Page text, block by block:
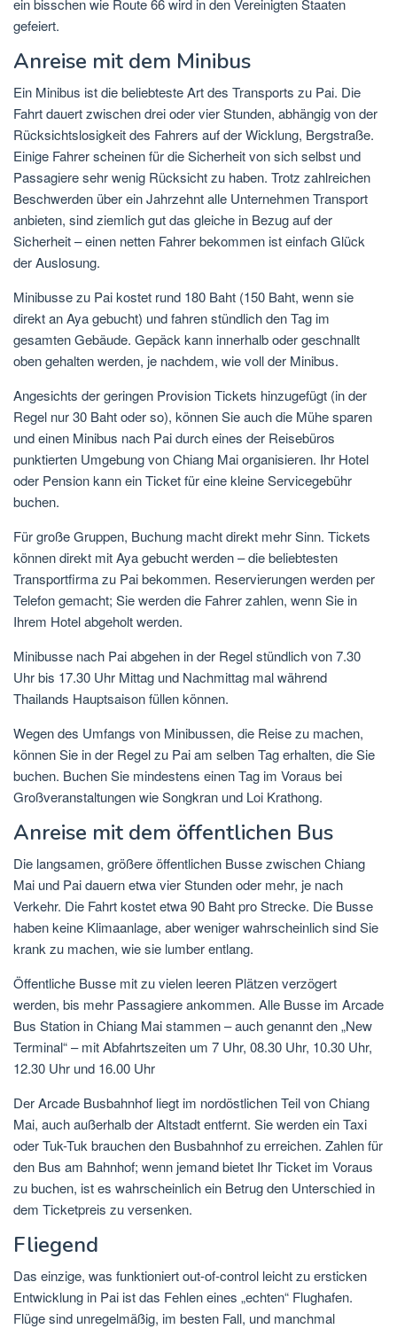
ein bisschen wie Route 66 wird in den Vereinigten Staaten
gefeiert.
Anreise mit dem Minibus
Ein Minibus ist die beliebteste Art des Transports zu Pai. Die
Fahrt dauert zwischen drei oder vier Stunden, abhängig von der
Rücksichtslosigkeit des Fahrers auf der Wicklung, Bergstraße.
Einige Fahrer scheinen für die Sicherheit von sich selbst und
Passagiere sehr wenig Rücksicht zu haben. Trotz zahlreichen
Beschwerden über ein Jahrzehnt alle Unternehmen Transport
anbieten, sind ziemlich gut das gleiche in Bezug auf der
Sicherheit – einen netten Fahrer bekommen ist einfach Glück
der Auslosung.
Minibusse zu Pai kostet rund 180 Baht (150 Baht, wenn sie
direkt an Aya gebucht) und fahren stündlich den Tag im
gesamten Gebäude. Gepäck kann innerhalb oder geschnallt
oben gehalten werden, je nachdem, wie voll der Minibus.
Angesichts der geringen Provision Tickets hinzugefügt (in der
Regel nur 30 Baht oder so), können Sie auch die Mühe sparen
und einen Minibus nach Pai durch eines der Reisebüros
punktierten Umgebung von Chiang Mai organisieren. Ihr Hotel
oder Pension kann ein Ticket für eine kleine Servicegebühr
buchen.
Für große Gruppen, Buchung macht direkt mehr Sinn. Tickets
können direkt mit Aya gebucht werden – die beliebtesten
Transportfirma zu Pai bekommen. Reservierungen werden per
Telefon gemacht; Sie werden die Fahrer zahlen, wenn Sie in
Ihrem Hotel abgeholt werden.
Minibusse nach Pai abgehen in der Regel stündlich von 7.30
Uhr bis 17.30 Uhr Mittag und Nachmittag mal während
Thailands Hauptsaison füllen können.
Wegen des Umfangs von Minibussen, die Reise zu machen,
können Sie in der Regel zu Pai am selben Tag erhalten, die Sie
buchen. Buchen Sie mindestens einen Tag im Voraus bei
Großveranstaltungen wie Songkran und Loi Krathong.
Anreise mit dem öffentlichen Bus
Die langsamen, größere öffentlichen Busse zwischen Chiang
Mai und Pai dauern etwa vier Stunden oder mehr, je nach
Verkehr. Die Fahrt kostet etwa 90 Baht pro Strecke. Die Busse
haben keine Klimaanlage, aber weniger wahrscheinlich sind Sie
krank zu machen, wie sie lumber entlang.
Öffentliche Busse mit zu vielen leeren Plätzen verzögert
werden, bis mehr Passagiere ankommen. Alle Busse im Arcade
Bus Station in Chiang Mai stammen – auch genannt den „New
Terminal“ – mit Abfahrtszeiten um 7 Uhr, 08.30 Uhr, 10.30 Uhr,
12.30 Uhr und 16.00 Uhr
Der Arcade Busbahnhof liegt im nordöstlichen Teil von Chiang
Mai, auch außerhalb der Altstadt entfernt. Sie werden ein Taxi
oder Tuk-Tuk brauchen den Busbahnhof zu erreichen. Zahlen für
den Bus am Bahnhof; wenn jemand bietet Ihr Ticket im Voraus
zu buchen, ist es wahrscheinlich ein Betrug den Unterschied in
dem Ticketpreis zu versenken.
Fliegend
Das einzige, was funktioniert out-of-control leicht zu ersticken
Entwicklung in Pai ist das Fehlen eines „echten“ Flughafen.
Flüge sind unregelmäßig, im besten Fall, und manchmal